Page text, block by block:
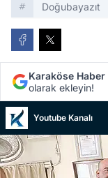
Doğubayazıt
Karaköse Haber
olarak ekleyin!
Youtube Kanalı